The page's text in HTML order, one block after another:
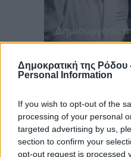
Δημοκρατική της Ρόδου
Personal Information
If you wish to opt-out of the
processing of your personal
targeted advertising by us,
section to confirm your
opt-out request is processed